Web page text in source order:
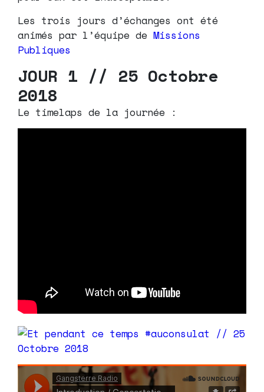
Les trois jours d’échanges ont été
animés par l’équipe de Missions
Publiques
JOUR 1 // 25 Octobre
2018
Le timelaps de la journée :